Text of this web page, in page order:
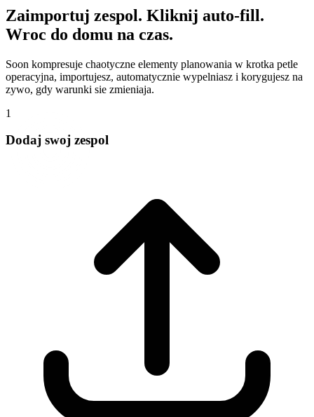
Zaimportuj zespol. Kliknij auto-fill.
Wroc do domu na czas.
Soon kompresuje chaotyczne elementy planowania w krotka petle
operacyjna, importujesz, automatycznie wypelniasz i korygujesz na
zywo, gdy warunki sie zmieniaja.
1
Dodaj swoj zespol